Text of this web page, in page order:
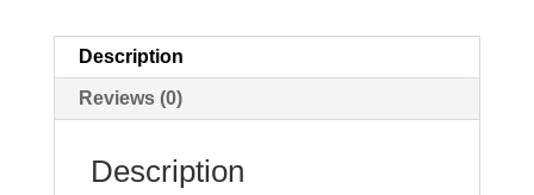
Bosch
GBH
Description
Reviews (0)
Description